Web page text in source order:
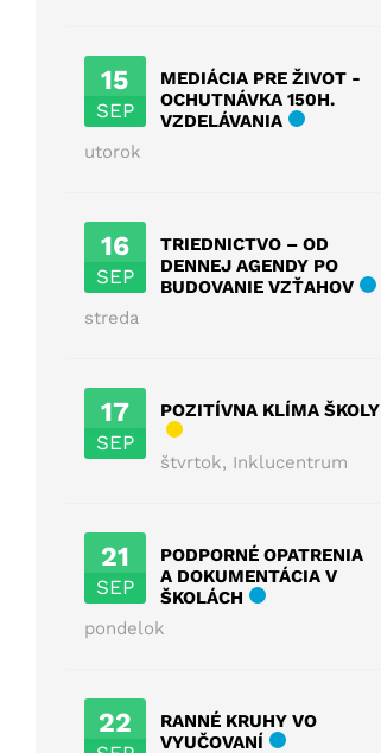
15
SEP
MEDIÁCIA PRE ŽIVOT -
OCHUTNÁVKA 150H.
VZDELÁVANIA
utorok
16
SEP
TRIEDNICTVO – OD
DENNEJ AGENDY PO
BUDOVANIE VZŤAHOV
streda
17
SEP
POZITÍVNA KLÍMA ŠKOLY
štvrtok, Inklucentrum
21
SEP
PODPORNÉ OPATRENIA
A DOKUMENTÁCIA V
ŠKOLÁCH
pondelok
22
RANNÉ KRUHY VO
VYUČOVANÍ